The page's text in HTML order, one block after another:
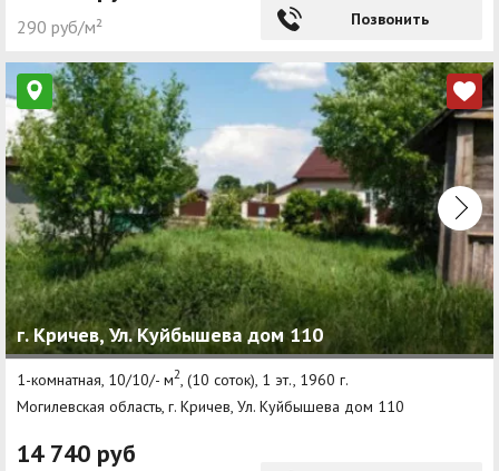
290 руб/м² Позвонить
г. Кричев, Ул. Куйбышева дом 110
1-комнатная, 10/10/- м2, (10 соток), 1 эт., 1960 г.
Могилевская область, г. Кричев, Ул. Куйбышева дом 110
14 740 руб